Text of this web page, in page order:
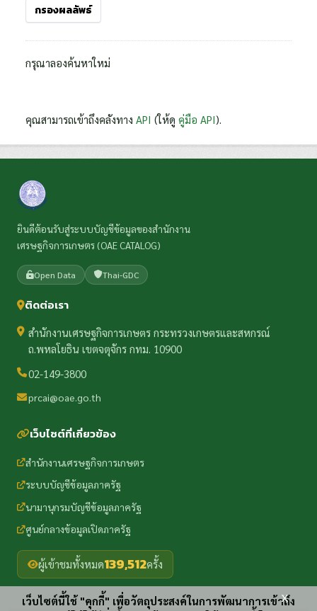
กรองผลลัพธ์
กรุณาลองค้นหาใหม่
คุณสามารถเข้าถึงคลังทาง API (ให้ดู คู่มือ API).
ยินดีต้อนรับสู่ระบบบัญชีข้อมูลของสำนักงาน
เศรษฐกิจการเกษตร (OAE CATALOG)
Open Data Thai-GDC
ติดต่อเรา
สำนักงานเศรษฐกิจการเกษตร กระทรวงเกษตรและสหกรณ์
ถ.พหลโยธิน เขตจตุจักร กทม. 10900
02-149-3800
prcai@oae.go.th
เว็บไซต์ที่เกี่ยวข้อง
สำนักงานเศรษฐกิจการเกษตร
ระบบบัญชีข้อมูลภาครัฐ
นามานุกรมบัญชีข้อมูลภาครัฐ
ศูนย์กลางข้อมูลเปิดภาครัฐ
ผู้เข้าชมทั้งหมด139,512ครั้ง
เว็บไซต์นี้ใช้ "คุกกี้" เพื่อวัตถุประสงค์ในการพัฒนาการเข้าถึง
x